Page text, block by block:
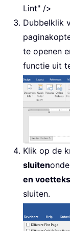
Lint" />
Dubbelklik
te openen
functie uit
Klik op de
sluiten
en
sluiten.